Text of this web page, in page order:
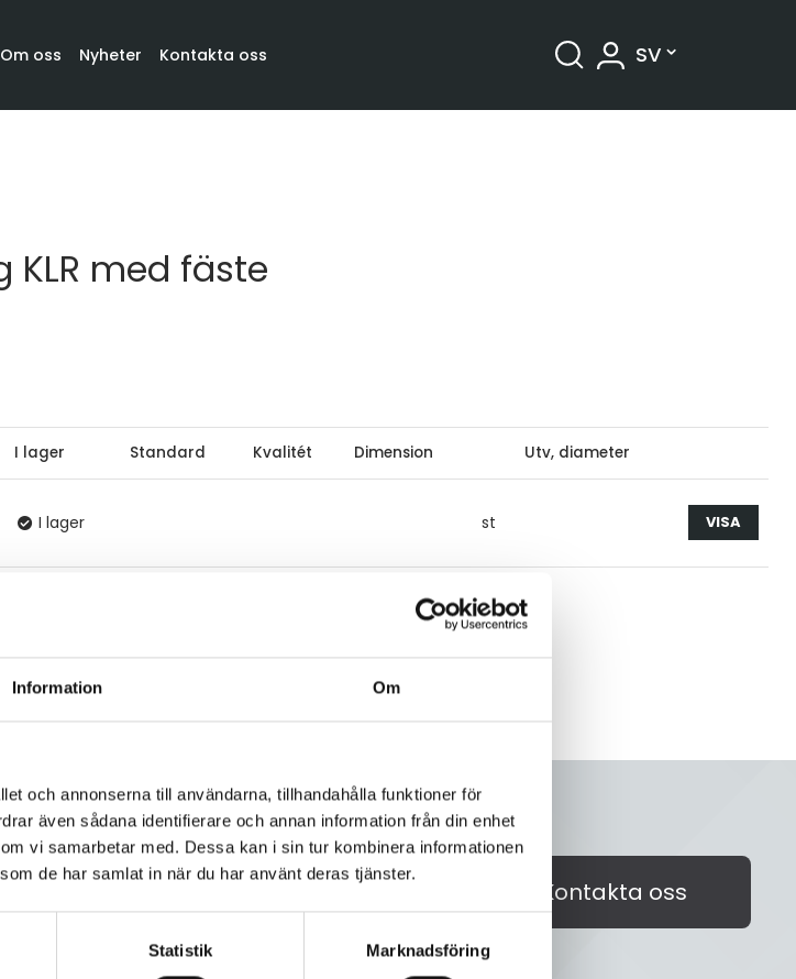
Information Om
och annonserna till användarna, tillhandahålla funktioner för
även sådana identifierare och annan information från din enhet
vi samarbetar med. Dessa kan i sin tur kombinera informationen
de har samlat in när du har använt deras tjänster.
Statistik Marknadsföring
Kontakta oss
Om oss Nyheter SV
KLR med fäste
I lager Standard Kvalitét Dimension Utv, diameter
I lager st VISA
Tveka inte att kontakta oss på
Kontakta oss